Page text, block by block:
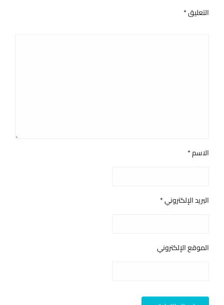
التعليق*
الاسم*
البريد الإلكتروني*
الموقع الإلكتروني